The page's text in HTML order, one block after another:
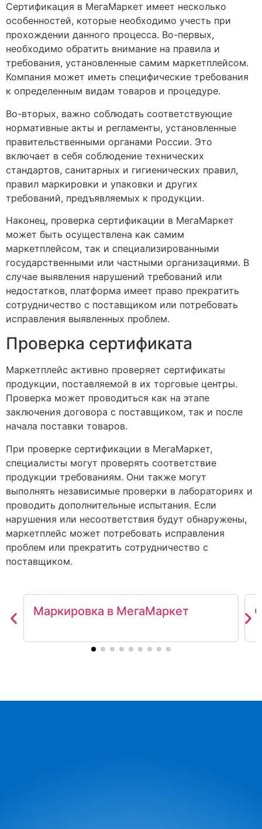
Сертификация в МегаМаркет имеет несколько
особенностей, которые необходимо учесть при
прохождении данного процесса. Во-первых,
необходимо обратить внимание на правила и
требования, установленные самим маркетплейсом.
Компания может иметь специфические требования
к определенным видам товаров и процедуре.
Во-вторых, важно соблюдать соответствующие
нормативные акты и регламенты, установленные
правительственными органами России. Это
включает в себя соблюдение технических
стандартов, санитарных и гигиенических правил,
правил маркировки и упаковки и других
требований, предъявляемых к продукции.
Наконец, проверка сертификации в МегаМаркет
может быть осуществлена как самим
маркетплейсом, так и специализированными
государственными или частными организациями. В
случае выявления нарушений требований или
недостатков, платформа имеет право прекратить
сотрудничество с поставщиком или потребовать
исправления выявленных проблем.
Проверка сертификата
Маркетплейс активно проверяет сертификаты
продукции, поставляемой в их торговые центры.
Проверка может проводиться как на этапе
заключения договора с поставщиком, так и после
начала поставки товаров.
При проверке сертификации в МегаМаркет,
специалисты могут проверять соответствие
продукции требованиям. Они также могут
выполнять независимые проверки в лабораториях и
проводить дополнительные испытания. Если
нарушения или несоответствия будут обнаружены,
маркетплейс может потребовать исправления
проблем или прекратить сотрудничество с
поставщиком.
Маркировка в МегаМаркет